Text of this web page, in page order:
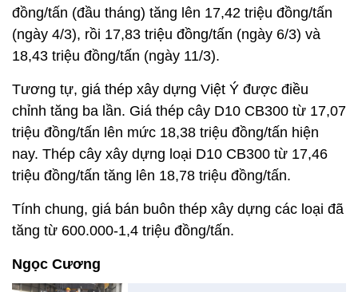
đồng/tấn (đầu tháng) tăng lên 17,42 triệu đồng/tấn
(ngày 4/3), rồi 17,83 triệu đồng/tấn (ngày 6/3) và
18,43 triệu đồng/tấn (ngày 11/3).
Tương tự, giá thép xây dựng Việt Ý được điều
chỉnh tăng ba lần. Giá thép cây D10 CB300 từ 17,07
triệu đồng/tấn lên mức 18,38 triệu đồng/tấn hiện
nay. Thép cây xây dựng loại D10 CB300 từ 17,46
triệu đồng/tấn tăng lên 18,78 triệu đồng/tấn.
Tính chung, giá bán buôn thép xây dựng các loại đã
tăng từ 600.000-1,4 triệu đồng/tấn.
Ngọc Cương